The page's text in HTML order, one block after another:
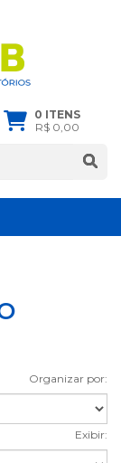
0 ITENS
R$ 0,00
Organizar por:
Exibir: